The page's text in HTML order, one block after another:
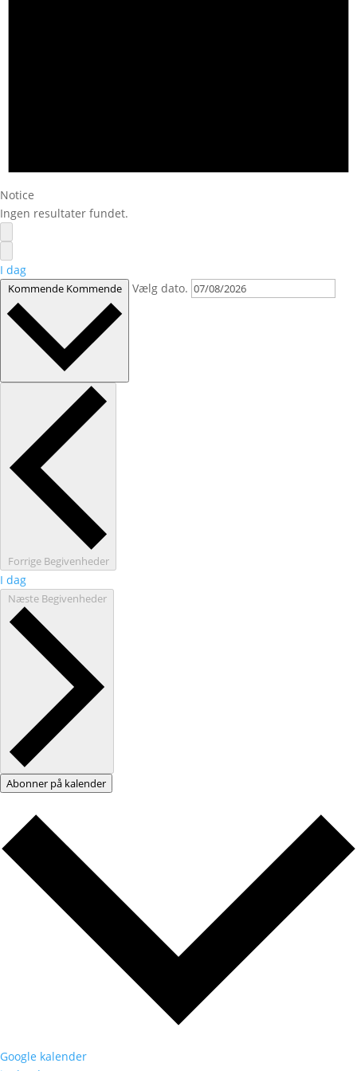
Notice
Ingen resultater fundet.
I dag
Kommende Kommende Vælg dato.
Forrige Begivenheder
I dag
Næste Begivenheder
Abonner på kalender
Google kalender